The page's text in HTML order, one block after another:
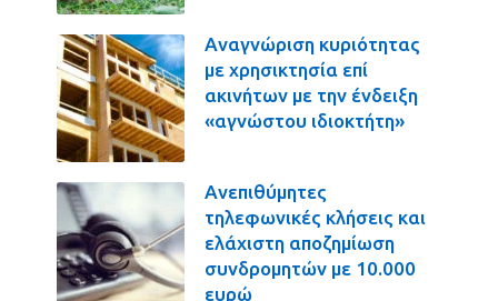
Αναγνώριση κυριότητας
με χρησικτησία επί
ακινήτων με την ένδειξη
«αγνώστου ιδιοκτήτη»
Ανεπιθύμητες
τηλεφωνικές κλήσεις και
ελάχιστη αποζημίωση
συνδρομητών με 10.000
ευρώ